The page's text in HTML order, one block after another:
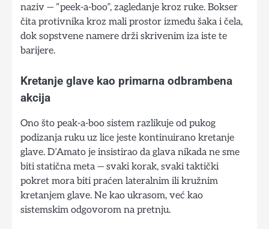
naziv — “peek-a-boo”, zagledanje kroz ruke. Bokser
čita protivnika kroz mali prostor između šaka i čela,
dok sopstvene namere drži skrivenim iza iste te
barijere.
Kretanje glave kao primarna odbrambena
akcija
Ono što peak-a-boo sistem razlikuje od pukog
podizanja ruku uz lice jeste kontinuirano kretanje
glave. D’Amato je insistirao da glava nikada ne sme
biti statična meta — svaki korak, svaki taktički
pokret mora biti praćen lateralnim ili kružnim
kretanjem glave. Ne kao ukrasom, već kao
sistemskim odgovorom na pretnju.